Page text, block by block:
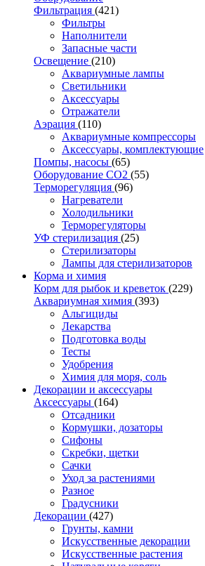
Фильтрация (421)
Фильтры
Наполнители
Запасные части
Освещение (210)
Аквариумные лампы
Светильники
Аксессуары
Отражатели
Аэрация (110)
Аквариумные компрессоры
Аксессуары, комплектующие
Помпы, насосы (65)
Оборудование CO2 (55)
Терморегуляция (96)
Нагреватели
Холодильники
Терморегуляторы
УФ стерилизация (25)
Стерилизаторы
Лампы для стерилизаторов
Корма и химия
Корм для рыбок и креветок (229)
Аквариумная химия (393)
Альгициды
Лекарства
Подготовка воды
Тесты
Удобрения
Химия для моря, соль
Декорации и аксессуары
Аксессуары (164)
Отсадники
Кормушки, дозаторы
Сифоны
Скребки, щетки
Сачки
Уход за растениями
Разное
Градусники
Декорации (427)
Грунты, камни
Искусственные декорации
Искусственные растения